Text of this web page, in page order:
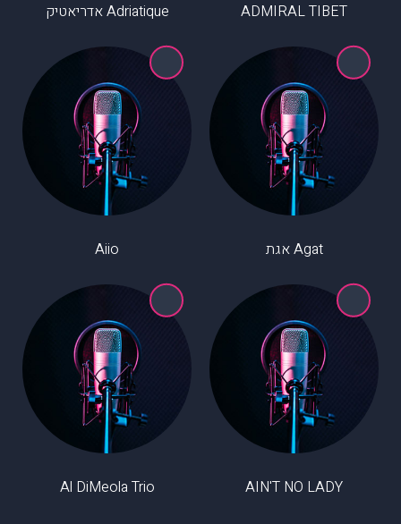
ADMIRAL TIBET Adriatique אדריאטיק
Agat אגת Aiio
AIN'T NO LADY
Al DiMeola Trio